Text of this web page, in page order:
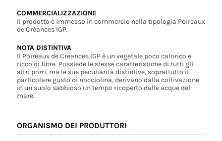
COMMERCIALIZZAZIONE
Il prodotto è immesso in commercio nella tipologia Poireaux
de Créances IGP.
NOTA DISTINTIVA
Il Poireaux de Créances IGP è un vegetale poco calorico e
ricco di fibre. Possiede le stesse caratteristiche di tutti gli
altri porri, ma le sue peculiarità distintive, soprattutto il
particolare gusto di nocciolina, derivano dalla coltivazione
in un suolo sabbioso un tempo ricoperto dalle acque del
mare.
ORGANISMO DEI PRODUTTORI